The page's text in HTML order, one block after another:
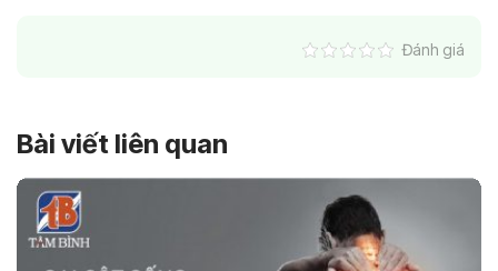
Đánh giá
Bài viết liên quan